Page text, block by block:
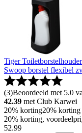
Tiger
Swoop borstel flexibel
(3)Beoordeeld met 5.0
42.39 met Club Karwei
20% korting20% korting
20% korting,
52.99